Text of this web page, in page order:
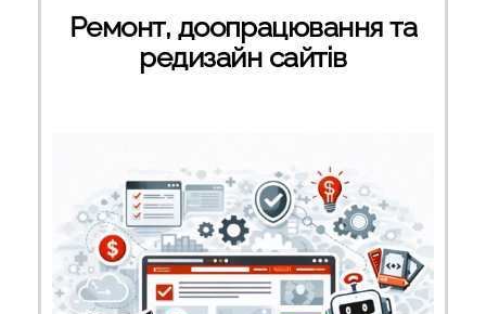
Ремонт, доопрацювання та
редизайн сайтів